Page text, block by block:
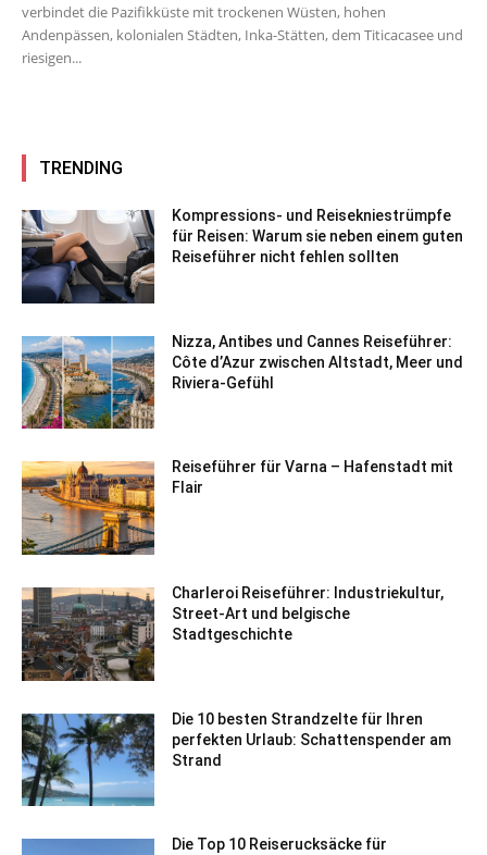
verbindet die Pazifikküste mit trockenen Wüsten, hohen
Andenpässen, kolonialen Städten, Inka-Stätten, dem Titicacasee und
riesigen...
TRENDING
Kompressions- und Reisekniestrümpfe
für Reisen: Warum sie neben einem guten
Reiseführer nicht fehlen sollten
Nizza, Antibes und Cannes Reiseführer:
Côte d’Azur zwischen Altstadt, Meer und
Riviera-Gefühl
Reiseführer für Varna – Hafenstadt mit
Flair
Charleroi Reiseführer: Industriekultur,
Street-Art und belgische
Stadtgeschichte
Die 10 besten Strandzelte für Ihren
perfekten Urlaub: Schattenspender am
Strand
Die Top 10 Reiserucksäcke für